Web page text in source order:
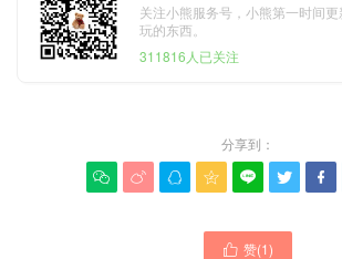
关注小熊服务号，小熊第一时间
玩的东西。
311816人已关注
分享到：
      
 赞(1)